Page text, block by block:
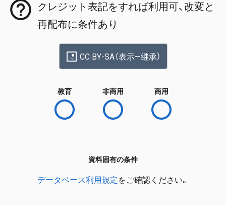
クレジット表記をすれば利用可、改変と
再配布に条件あり
CC BY-SA（表示—継承）
教育 非商用 商用
資料固有の条件
データベース利用規定をご確認ください。